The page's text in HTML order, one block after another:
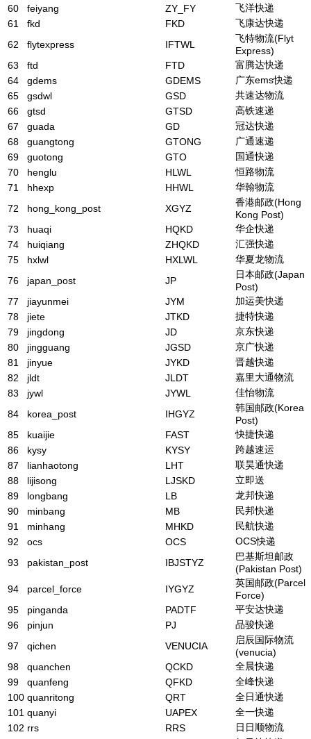
60
feiyang ZY_FY
飞洋快递
61
fkd FKD
飞康达快递
62
flytexpress IFTWL
飞特物流(Flyt
Express)
63
ftd FTD
富腾达快递
64
gdems GDEMS
广东ems快递
65
gsdwl GSD
共速达物流
66
gtsd GTSD
高铁速递
67
guada GD
冠达快递
68
guangtong GTONG
广通速递
69
guotong GTO
国通快递
70
henglu HLWL
恒路物流
71
hhexp HHWL
华翰物流
72
hong_kong_post XGYZ
香港邮政(Hong
Kong Post)
73
huaqi HQKD
华企快递
74
huiqiang ZHQKD
汇强快递
75
hxlwl HXLWL
华夏龙物流
76
japan_post JP
日本邮政(Japan
Post)
77
jiayunmei JYM
加运美快递
78
jiete JTKD
捷特快递
79
jingdong JD
京东快递
80
jingguang JGSD
京广快递
81
jinyue JYKD
晋越快递
82
jldt JLDT
嘉里大通物流
83
jywl JYWL
佳怡物流
84
korea_post IHGYZ
韩国邮政(Korea
Post)
85
kuaijie FAST
快捷快递
86
kysy KYSY
跨越速运
87
lianhaotong LHT
联昊通快递
88
lijisong LJSKD
立即送
89
longbang LB
龙邦快递
90
minbang MB
民邦快递
91
minhang MHKD
民航快递
92
ocs OCS
OCS快递
93
pakistan_post IBJSTYZ
巴基斯坦邮政
(Pakistan Post)
94
parcel_force IYGYZ
英国邮政(Parcel
Force)
95
pinganda PADTF
平安达快递
96
pinjun PJ
品骏快递
97
qichen VENUCIA
启辰国际物流
(venucia)
98
quanchen QCKD
全晨快递
99
quanfeng QFKD
全峰快递
100 quanritong QRT
全日通快递
101 quanyi UAPEX
全一快递
102 rrs RRS
日日顺物流